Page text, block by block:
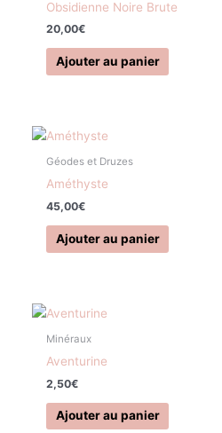
Obsidienne Noire Brute
20,00€
Ajouter au panier
Géodes et Druzes
Améthyste
45,00€
Ajouter au panier
Minéraux
Aventurine
2,50€
Ajouter au panier